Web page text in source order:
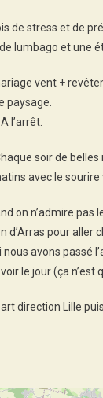
de stress et de
lumbago et une
vent +
paysage.
l’arrêt.
soir de
avec le
on n’admire pas
d’Arras pour aller
avons passé
le jour (ça n’est
direction Lille